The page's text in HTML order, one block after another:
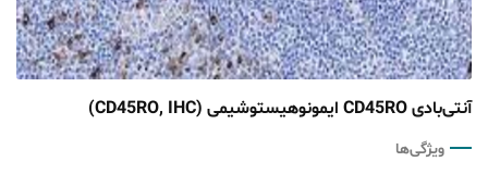
آنتی‌بادی CD45RO ایمونوهیستوشیمی (CD45RO, IHC)
ویژگی‌ها